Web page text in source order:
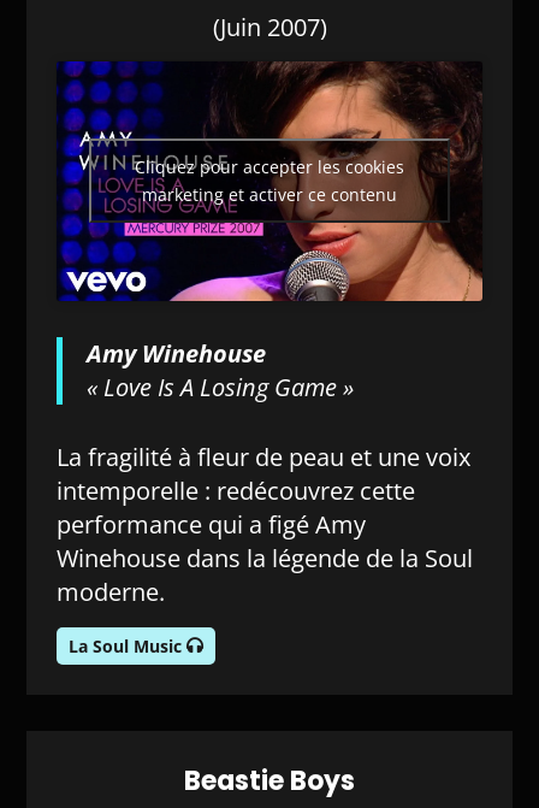
(Juin 2007)
Cliquez pour accepter les cookies
marketing et activer ce contenu
Amy Winehouse
« Love Is A Losing Game »
La fragilité à fleur de peau et une voix
intemporelle : redécouvrez cette
performance qui a figé Amy
Winehouse dans la légende de la Soul
moderne.
La Soul Music
Beastie Boys